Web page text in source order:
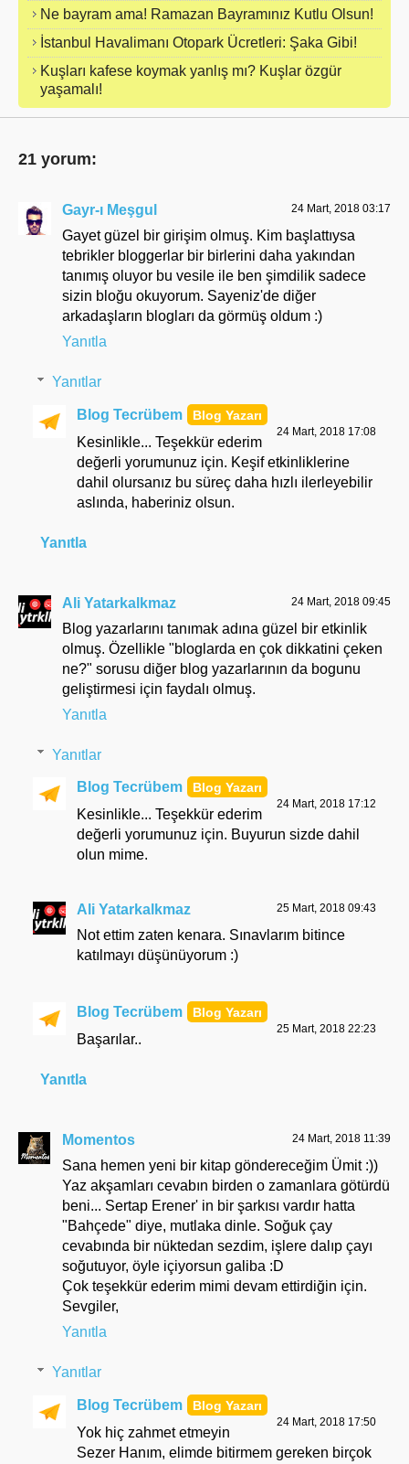
Ne bayram ama! Ramazan Bayramınız Kutlu Olsun!
İstanbul Havalimanı Otopark Ücretleri: Şaka Gibi!
Kuşları kafese koymak yanlış mı? Kuşlar özgür
yaşamalı!
21 yorum:
Gayr-ı Meşgul 24 Mart, 2018 03:17
Gayet güzel bir girişim olmuş. Kim başlattıysa
tebrikler bloggerlar bir birlerini daha yakından
tanımış oluyor bu vesile ile ben şimdilik sadece
sizin bloğu okuyorum. Sayeniz'de diğer
arkadaşların blogları da görmüş oldum :)
Yanıtla
Yanıtlar
Blog Tecrübem
24 Mart, 2018 17:08
Kesinlikle... Teşekkür ederim
değerli yorumunuz için. Keşif etkinliklerine
dahil olursanız bu süreç daha hızlı ilerleyebilir
aslında, haberiniz olsun.
Yanıtla
Ali Yatarkalkmaz 24 Mart, 2018 09:45
Blog yazarlarını tanımak adına güzel bir etkinlik
olmuş. Özellikle "bloglarda en çok dikkatini çeken
ne?" sorusu diğer blog yazarlarının da bogunu
geliştirmesi için faydalı olmuş.
Yanıtla
Yanıtlar
Blog Tecrübem
24 Mart, 2018 17:12
Kesinlikle... Teşekkür ederim
değerli yorumunuz için. Buyurun sizde dahil
olun mime.
Ali Yatarkalkmaz 25 Mart, 2018 09:43
Not ettim zaten kenara. Sınavlarım bitince
katılmayı düşünüyorum :)
Blog Tecrübem
25 Mart, 2018 22:23
Başarılar..
Yanıtla
Momentos 24 Mart, 2018 11:39
Sana hemen yeni bir kitap göndereceğim Ümit :))
Yaz akşamları cevabın birden o zamanlara götürdü
beni... Sertap Erener' in bir şarkısı vardır hatta
"Bahçede" diye, mutlaka dinle. Soğuk çay
cevabında bir nüktedan sezdim, işlere dalıp çayı
soğutuyor, öyle içiyorsun galiba :D
Çok teşekkür ederim mimi devam ettirdiğin için.
Sevgiler,
Yanıtla
Yanıtlar
Blog Tecrübem
24 Mart, 2018 17:50
Yok hiç zahmet etmeyin
Sezer Hanım, elimde bitirmem gereken birçok